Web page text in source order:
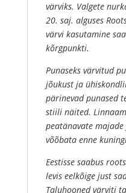
värviks. Valgete
20. saj. alguses
värvi kasutamine
kõrgpunkti.
Punaseks värvitud
jõukust ja
pärinevad punased
stiili näited.
peatänavate majade
võõbata enne
Eestisse saabus
levis eelkõige just
Taluhooned värviti